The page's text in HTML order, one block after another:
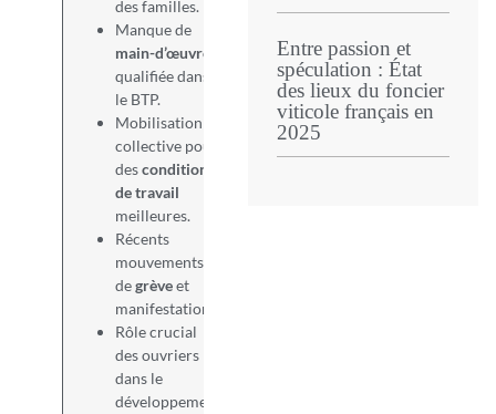
des familles.
Manque de
main-d’œuvre
qualifiée dans
le BTP.
Mobilisation
collective pour
desconditions
de travail
meilleures.
Récents
mouvements
degrèveet
manifestations.
Rôle crucial
des ouvriers
dans le
développement
Entre passion et
spéculation : État
des lieux du foncier
viticole français en
2025